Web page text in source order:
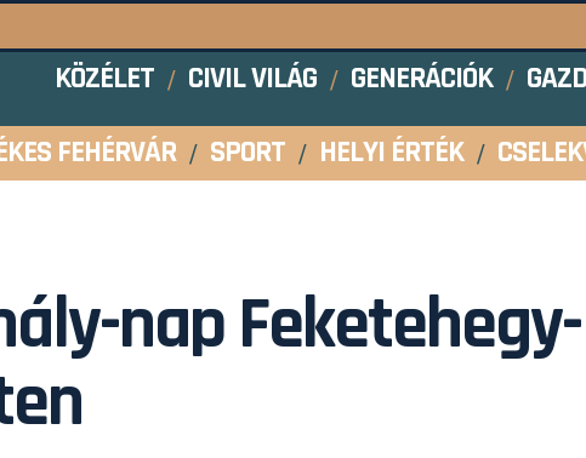
KÖZÉLET CIVIL VILÁG GENERÁCIÓK
FEHÉRVÁR
SPORT HELYI ÉRTÉK
nap Feketehegy-